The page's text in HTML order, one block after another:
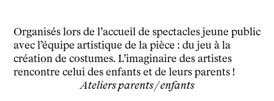
Ateliers parents / enfants
Organisés lors de l’accueil de spectacles jeune public
avec l’équipe artistique de la pièce : du jeu à la
création de costumes. L’imaginaire des artistes
rencontre celui des enfants et de leurs parents !